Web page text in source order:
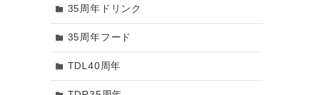
2019年8月
2019年7月
2019年6月
35周年ドリンク
35周年フード
TDL40周年